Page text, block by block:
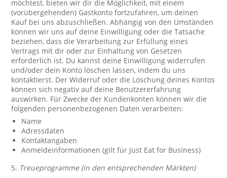
möchtest, bieten wir dir die Möglichkeit, mit einem
(vorübergehenden) Gastkonto fortzufahren, um deinen
Kauf bei uns abzuschließen. Abhängig von den Umständen
können wir uns auf deine Einwilligung oder die Tatsache
beziehen, dass die Verarbeitung zur Erfüllung eines
Vertrags mit dir oder zur Einhaltung von Gesetzen
erforderlich ist. Du kannst deine Einwilligung widerrufen
und/oder dein Konto löschen lassen, indem du uns
kontaktierst. Der Widerruf oder die Löschung deines Kontos
können sich negativ auf deine Benutzererfahrung
auswirken. Für Zwecke der Kundenkonten können wir die
folgenden personenbezogenen Daten verarbeiten:
Name
Adressdaten
Kontaktangaben
Anmeldeinformationen (gilt für Just Eat for Business)
5. Treueprogramme (in den entsprechenden Märkten)